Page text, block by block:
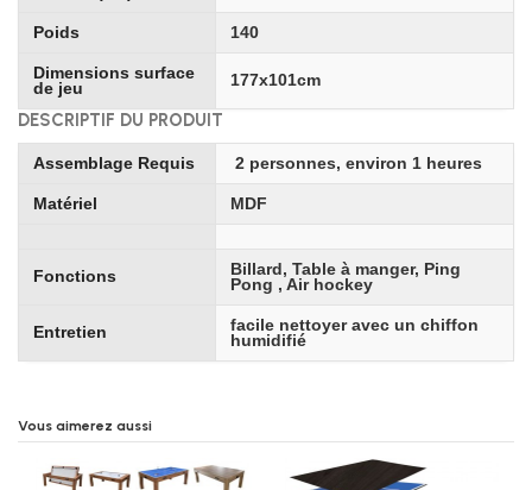
Poids 140
Dimensions surface
de jeu
177x101cm
DESCRIPTIF DU PRODUIT
Assemblage Requis 2 personnes, environ 1 heures
Matériel MDF
Fonctions
Billard, Table à manger, Ping
Pong , Air hockey
Entretien
facile nettoyer avec un chiffon
humidifié
Vous aimerez aussi